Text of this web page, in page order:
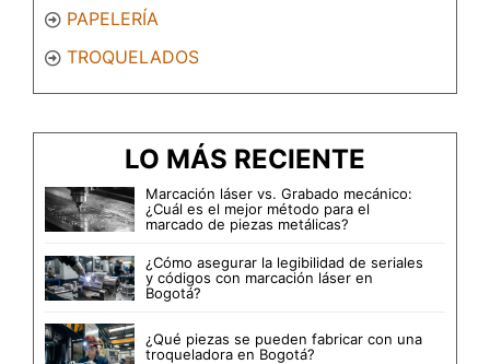
PAPELERÍA
TROQUELADOS
LO MÁS RECIENTE
Marcación láser vs. Grabado mecánico:
¿Cuál es el mejor método para el
marcado de piezas metálicas?
¿Cómo asegurar la legibilidad de seriales
y códigos con marcación láser en
Bogotá?
¿Qué piezas se pueden fabricar con una
troqueladora en Bogotá?